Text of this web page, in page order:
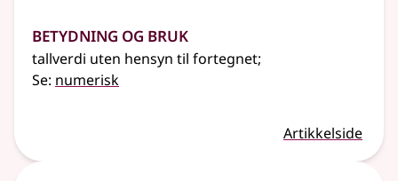
Betydning og bruk
tallverdi uten hensyn til fortegnet;
Se: numerisk
Artikkelside